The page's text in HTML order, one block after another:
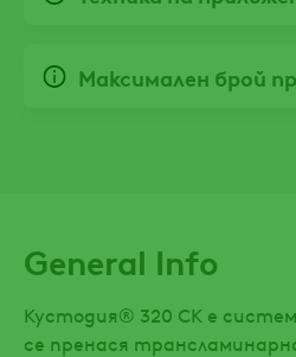
General Info
Кустодия® 320 СК е
се пренася
Максимален брой